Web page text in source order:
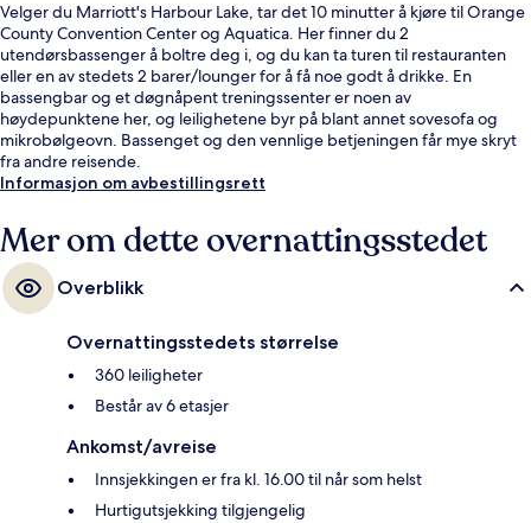
Velger du Marriott's Harbour Lake, tar det 10 minutter å kjøre til Orange
County Convention Center og Aquatica. Her finner du 2
utendørsbassenger å boltre deg i, og du kan ta turen til restauranten
eller en av stedets 2 barer/lounger for å få noe godt å drikke. En
bassengbar og et døgnåpent treningssenter er noen av
høydepunktene her, og leilighetene byr på blant annet sovesofa og
mikrobølgeovn. Bassenget og den vennlige betjeningen får mye skryt
fra andre reisende.
Informasjon om avbestillingsrett
Mer om dette overnattingsstedet
Overblikk
Overnattingsstedets størrelse
360 leiligheter
Består av 6 etasjer
Ankomst/avreise
Innsjekkingen er fra kl. 16.00 til når som helst
Hurtigutsjekking tilgjengelig